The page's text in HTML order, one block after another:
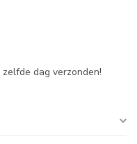
zelfde dag verzonden!